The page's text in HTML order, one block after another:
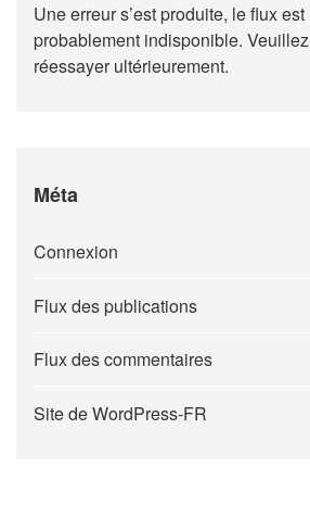
Une erreur s’est produite, le flux est
probablement indisponible. Veuillez
réessayer ultérieurement.
Méta
Connexion
Flux des publications
Flux des commentaires
Site de WordPress-FR